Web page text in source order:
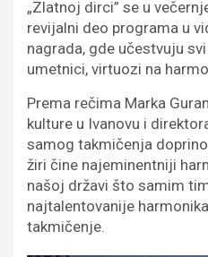
„Zlatnoj dirci” se u
revijalni deo programa u
nagrada, gde učestvuju
umetnici, virtuozi na
Prema rečima Marka
kulture u Ivanovu i
samog takmičenja
žiri čine najeminentniji
našoj državi što samim
najtalentovanije
takmičenje.